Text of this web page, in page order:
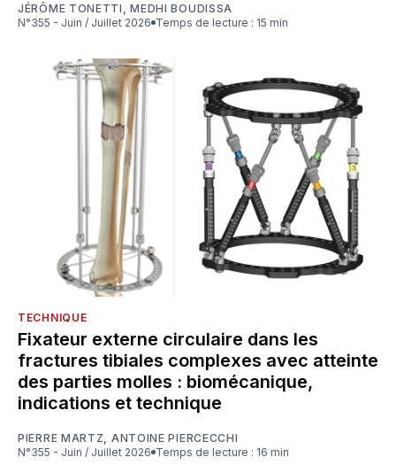
JÉRÔME TONETTI ,MEDHI BOUDISSA
N°355 - Juin / Juillet 2026
Temps de lecture : 15 min
TECHNIQUE
Fixateur externe circulaire dans les
fractures tibiales complexes avec atteinte
des parties molles : biomécanique,
indications et technique
PIERRE MARTZ
ANTOINE PIERCECCHI
N°355 - Juin / Juillet 2026
Temps de lecture : 16 min